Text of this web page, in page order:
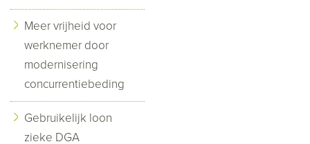
Meer vrijheid voor
werknemer door
modernisering
concurrentiebeding
Gebruikelijk loon
zieke DGA